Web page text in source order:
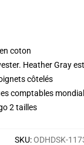
coton
Heather Gray
côtelés
comptables
2 tailles
SKU:ODHDSK-